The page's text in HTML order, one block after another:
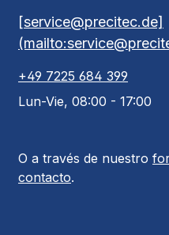
[service@precitec.de]
+49 7225 684 399
Lun-Vie, 08:00 - 17:00
O a través de nuestro
contacto.